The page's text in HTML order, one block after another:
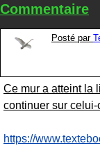
Commentaire
Posté par
Ce mur a atteint la
continuer sur celui-
https://